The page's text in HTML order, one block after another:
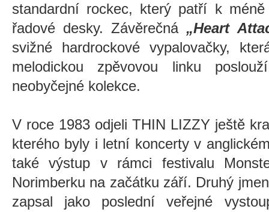
standardní rockec, který patří k
řadové desky. Závěrečná „Heart
svižné hardrockové vypalovačky,
melodickou zpěvovou linku
neobyčejné kolekce.
V roce 1983 odjeli THIN LIZZY ještě
kterého byly i letní koncerty v
také výstup v rámci festivalu
Norimberku na začátku září. Druhý
zapsal jako poslední veřejné